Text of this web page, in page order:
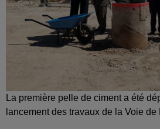
La première pelle de ciment a été
lancement des travaux de la Voie